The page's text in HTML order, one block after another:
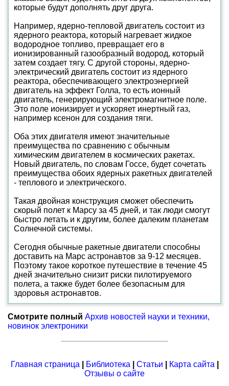
которые будут дополнять друг друга.
Например, ядерно-тепловой двигатель состоит из
ядерного реактора, который нагревает жидкое
водородное топливо, превращает его в
ионизированный газообразный водород, который
затем создает тягу. С другой стороны, ядерно-
электрический двигатель состоит из ядерного
реактора, обеспечивающего электроэнергией
двигатель на эффект Голла, то есть ионный
двигатель, генерирующий электромагнитное поле.
Это поле ионизирует и ускоряет инертный газ,
например ксенон для создания тяги.
Оба этих двигателя имеют значительные
преимущества по сравнению с обычным
химическим двигателем в космических ракетах.
Новый двигатель, по словам Госсе, будет сочетать
преимущества обоих ядерных ракетных двигателей
- теплового и электрического.
Такая двойная конструкция сможет обеспечить
скорый полет к Марсу за 45 дней, и так люди смогут
быстро летать и к другим, более далеким планетам
Солнечной системы.
Сегодня обычные ракетные двигатели способны
доставить на Марс астронавтов за 9-12 месяцев.
Поэтому такое короткое путешествие в течение 45
дней значительно снизит риски пилотируемого
полета, а также будет более безопасным для
здоровья астронавтов.
Смотрите полный Архив новостей науки и техники,
новинок электроники
Главная страница Библиотека Статьи Карта сайта
Отзывы о сайте